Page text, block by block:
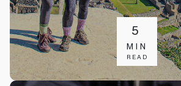
5
MIN
READ